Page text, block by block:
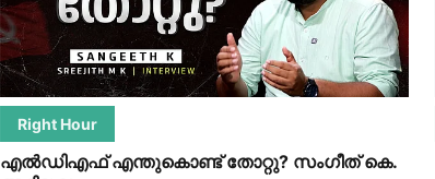
Right Hour
എൽഡിഎഫ് എന്തുകൊണ്ട് തോറ്റു? സം​ഗീത് കെ.